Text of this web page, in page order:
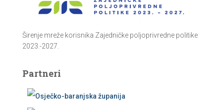
Širenje mreže korisnika Zajedničke poljoprivredne politike
2023.-2027.
Partneri